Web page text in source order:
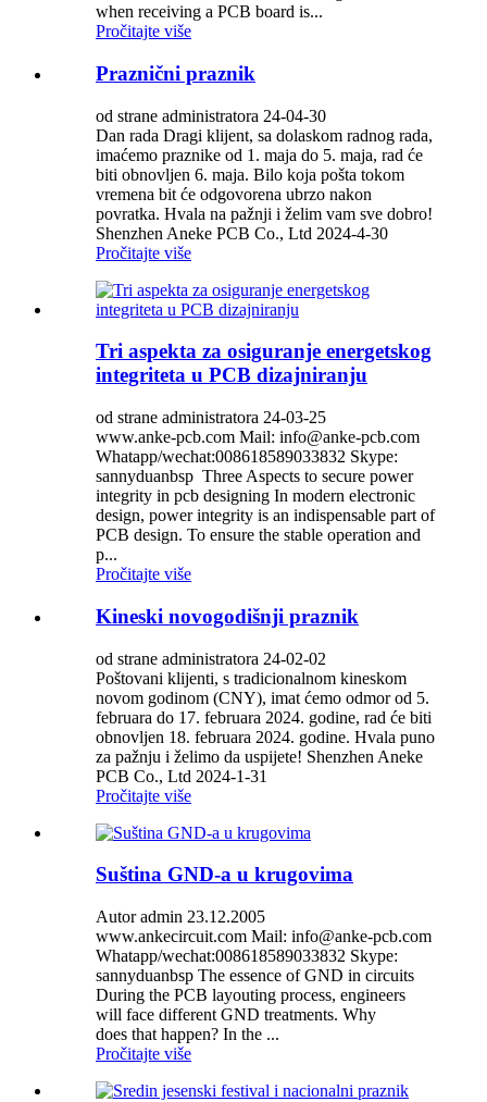
when receiving a PCB board is...
Pročitajte više
Praznični praznik
od strane administratora 24-04-30
Dan rada Dragi klijent, sa dolaskom radnog rada,
imaćemo praznike od 1. maja do 5. maja, rad će
biti obnovljen 6. maja. Bilo koja pošta tokom
vremena bit će odgovorena ubrzo nakon
povratka. Hvala na pažnji i želim vam sve dobro!
Shenzhen Aneke PCB Co., Ltd 2024-4-30
Pročitajte više
Tri aspekta za osiguranje energetskog
integriteta u PCB dizajniranju
od strane administratora 24-03-25
www.anke-pcb.com Mail: info@anke-pcb.com
Whatapp/wechat:008618589033832 Skype:
sannyduanbsp Three Aspects to secure power
integrity in pcb designing In modern electronic
design, power integrity is an indispensable part of
PCB design. To ensure the stable operation and
p...
Pročitajte više
Kineski novogodišnji praznik
od strane administratora 24-02-02
Poštovani klijenti, s tradicionalnom kineskom
novom godinom (CNY), imat ćemo odmor od 5.
februara do 17. februara 2024. godine, rad će biti
obnovljen 18. februara 2024. godine. Hvala puno
za pažnju i želimo da uspijete! Shenzhen Aneke
PCB Co., Ltd 2024-1-31
Pročitajte više
Suština GND-a u krugovima
Autor admin 23.12.2005
www.ankecircuit.com Mail: info@anke-pcb.com
Whatapp/wechat:008618589033832 Skype:
sannyduanbsp The essence of GND in circuits
During the PCB layouting process, engineers
will face different GND treatments. Why
does that happen? In the ...
Pročitajte više